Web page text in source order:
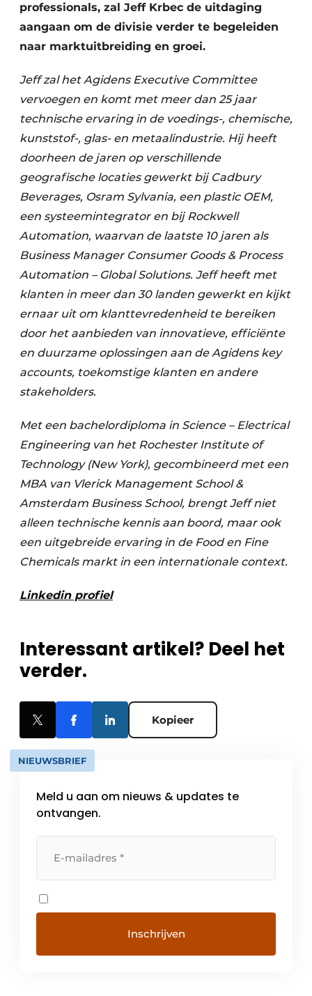
professionals, zal Jeff Krbec de uitdaging
aangaan om de divisie verder te begeleiden
naar marktuitbreiding en groei.
Jeff zal het Agidens Executive Committee
vervoegen en komt met meer dan 25 jaar
technische ervaring in de voedings-, chemische,
kunststof-, glas- en metaalindustrie. Hij heeft
doorheen de jaren op verschillende
geografische locaties gewerkt bij Cadbury
Beverages, Osram Sylvania, een plastic OEM,
een systeemintegrator en bij Rockwell
Automation, waarvan de laatste 10 jaren als
Business Manager Consumer Goods & Process
Automation – Global Solutions. Jeff heeft met
klanten in meer dan 30 landen gewerkt en kijkt
ernaar uit om klanttevredenheid te bereiken
door het aanbieden van innovatieve, efficiënte
en duurzame oplossingen aan de Agidens key
accounts, toekomstige klanten en andere
stakeholders.
Met een bachelordiploma in Science – Electrical
Engineering van het Rochester Institute of
Technology (New York), gecombineerd met een
MBA van Vlerick Management School &
Amsterdam Business School, brengt Jeff niet
alleen technische kennis aan boord, maar ook
een uitgebreide ervaring in de Food en Fine
Chemicals markt in een internationale context.
Linkedin profiel
Interessant artikel? Deel het
verder.
Kopieer
NIEUWSBRIEF
Meld u aan om nieuws & updates te
ontvangen.